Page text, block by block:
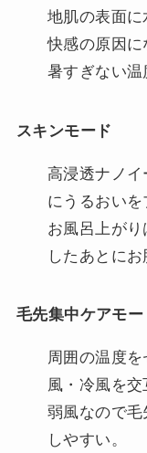
地肌の表面
快感の原因に
暑すぎない温
スキンモード
高浸透ナノ
にうるおいを
お風呂上が
したあとにお
毛先集中ケアモー
周囲の温度
風・冷風を交
弱風なので
しやすい。